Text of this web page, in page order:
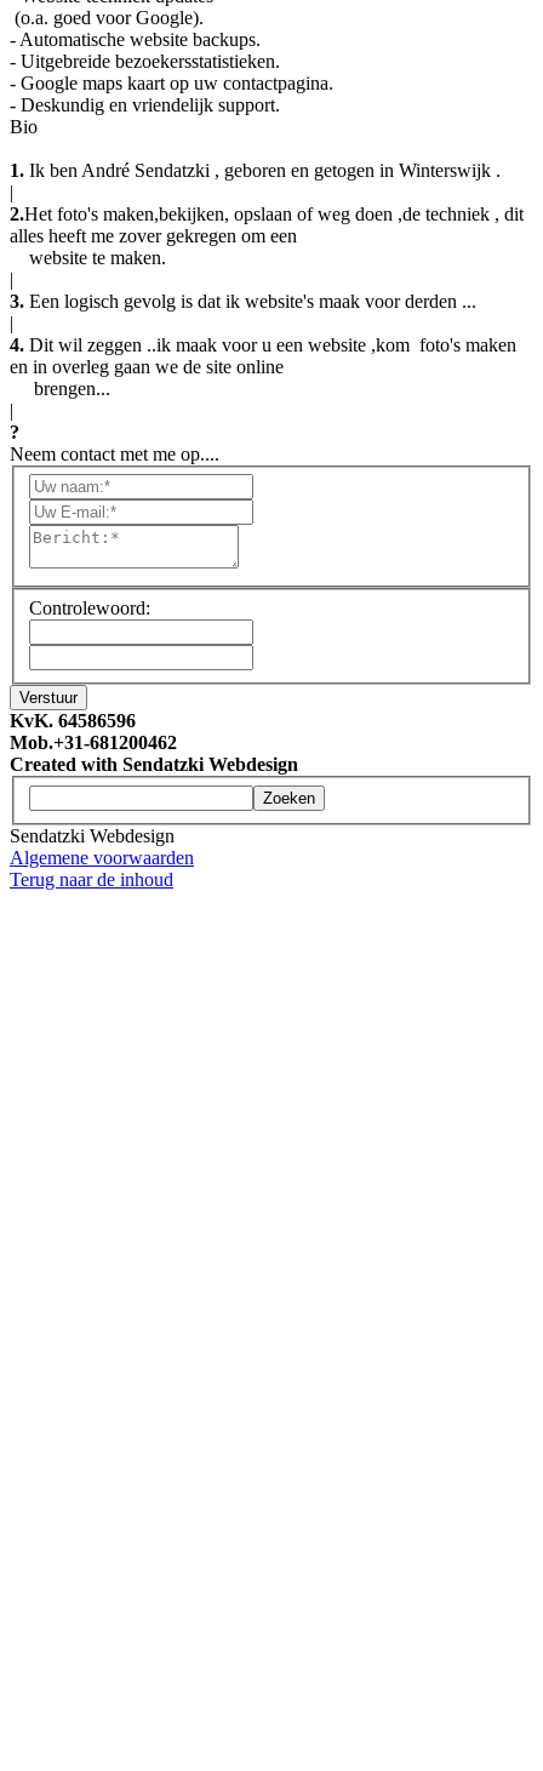
(o.a. goed voor Google).
- Automatische website backups.
- Uitgebreide bezoekersstatistieken.
- Google maps kaart op uw contactpagina.
- Deskundig en vriendelijk support.
Bio
1. Ik ben André Sendatzki , geboren en getogen in Winterswijk .
|
2.Het foto's maken,bekijken, opslaan of weg doen ,de techniek , dit
alles heeft me zover gekregen om een
website te maken.
|
3. Een logisch gevolg is dat ik website's maak voor derden ...
|
4. Dit wil zeggen ..ik maak voor u een website ,kom foto's maken
en in overleg gaan we de site online
brengen...
|
?
Neem contact met me op....
Controlewoord:
KvK. 64586596
Mob.+31-681200462
Created with Sendatzki Webdesign
Zoeken
Sendatzki Webdesign
Algemene voorwaarden
Terug naar de inhoud